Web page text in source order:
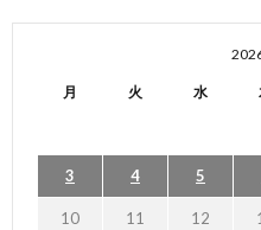
月 火 水
3 4 5
10 11 12